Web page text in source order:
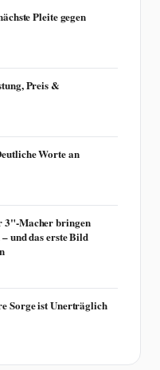
Pleite gegen
Preis &
Worte an
Macher bringen
und das erste Bild
Sorge ist Unerträglich